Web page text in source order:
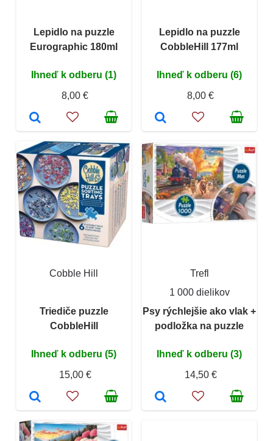
Lepidlo na puzzle
Eurographic 180ml
Ihneď k odberu (1)
8,00 €
Lepidlo na puzzle
CobbleHill 177ml
Ihneď k odberu (6)
8,00 €
Cobble Hill
Triediče puzzle
CobbleHill
Ihneď k odberu (5)
15,00 €
Trefl
1 000 dielikov
Psy rýchlejšie ako vlak +
podložka na puzzle
Ihneď k odberu (3)
14,50 €